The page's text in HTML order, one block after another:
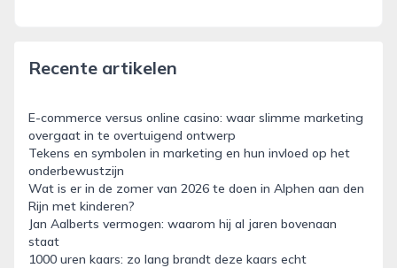
Recente artikelen
E-commerce versus online casino: waar slimme marketing
overgaat in te overtuigend ontwerp
Tekens en symbolen in marketing en hun invloed op het
onderbewustzijn
Wat is er in de zomer van 2026 te doen in Alphen aan den
Rijn met kinderen?
Jan Aalberts vermogen: waarom hij al jaren bovenaan
staat
1000 uren kaars: zo lang brandt deze kaars echt